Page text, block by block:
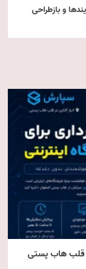
و بازطراحی
قلب هاب پستی